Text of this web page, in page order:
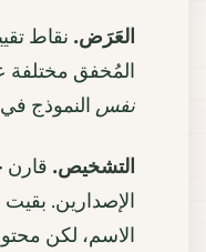
العَرَض. نقاط
المُخفق مختلفة
نفسالنموذج
التشخيص.
الإصدارين.
الاسم، لكن